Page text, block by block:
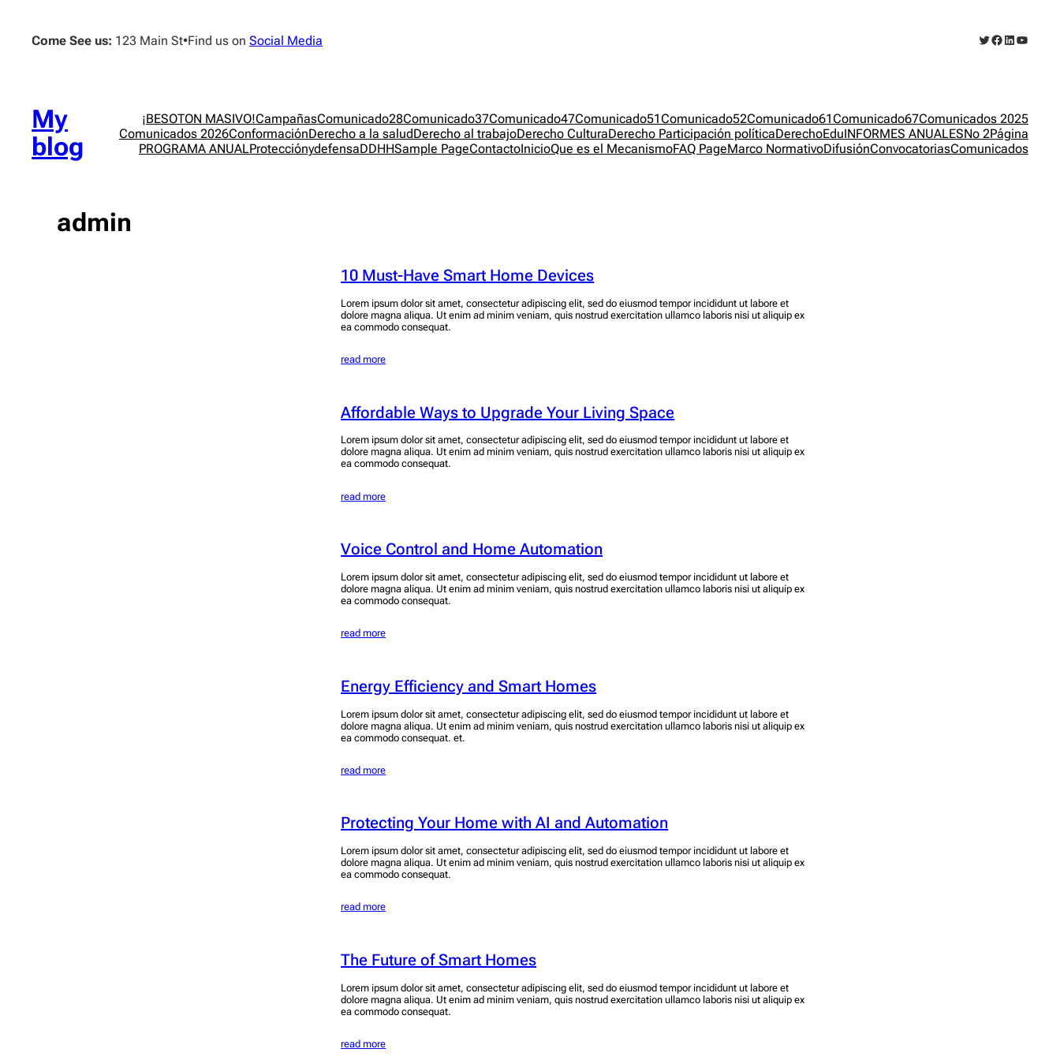
Come See us: 123 Main St•Find us onSocial Media Twitter
Facebook
LinkedIn
My
blog
¡BESOTON MASIVO!CampañasComunicado28Comunicado37Comunicado47Comunicado51 Comunicado52Comunicado61 Comunicado67Comunicados 2025
Comunicados 2026ConformaciónDerecho a la saludDerecho al trabajoDerecho CulturaDerecho Participación políticaDerechoEduINFORMES ANUALESNo 2Página
PROGRAMA ANUALProtecciónydefensaDDHHSample PageContactoInicioQue es el MecanismoFAQ PageMarco NormativoDifusiónConvocatoriasComunicados
admin
10 Must-Have Smart Home Devices
Lorem ipsum dolor sit amet, consectetur adipiscing elit, sed do eiusmod tempor incididunt ut labore et
dolore magna aliqua. Ut enim ad minim veniam, quis nostrud exercitation ullamco laboris nisi ut aliquip ex
ea commodo consequat.
read more
Affordable Ways to Upgrade Your Living Space
Lorem ipsum dolor sit amet, consectetur adipiscing elit, sed do eiusmod tempor incididunt ut labore et
dolore magna aliqua. Ut enim ad minim veniam, quis nostrud exercitation ullamco laboris nisi ut aliquip ex
ea commodo consequat.
read more
Voice Control and Home Automation
Lorem ipsum dolor sit amet, consectetur adipiscing elit, sed do eiusmod tempor incididunt ut labore et
dolore magna aliqua. Ut enim ad minim veniam, quis nostrud exercitation ullamco laboris nisi ut aliquip ex
ea commodo consequat.
read more
Energy Efficiency and Smart Homes
Lorem ipsum dolor sit amet, consectetur adipiscing elit, sed do eiusmod tempor incididunt ut labore et
dolore magna aliqua. Ut enim ad minim veniam, quis nostrud exercitation ullamco laboris nisi ut aliquip ex
ea commodo consequat. et.
read more
Protecting Your Home with AI and Automation
Lorem ipsum dolor sit amet, consectetur adipiscing elit, sed do eiusmod tempor incididunt ut labore et
dolore magna aliqua. Ut enim ad minim veniam, quis nostrud exercitation ullamco laboris nisi ut aliquip ex
ea commodo consequat.
read more
The Future of Smart Homes
Lorem ipsum dolor sit amet, consectetur adipiscing elit, sed do eiusmod tempor incididunt ut labore et
dolore magna aliqua. Ut enim ad minim veniam, quis nostrud exercitation ullamco laboris nisi ut aliquip ex
ea commodo consequat.
read more